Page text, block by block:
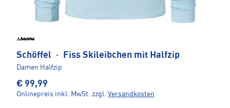
Schöffel · Fiss Skileibchen mit Halfzip
Damen Halfzip
€ 99,99
Onlinepreis inkl. MwSt. zzgl. Versandkosten